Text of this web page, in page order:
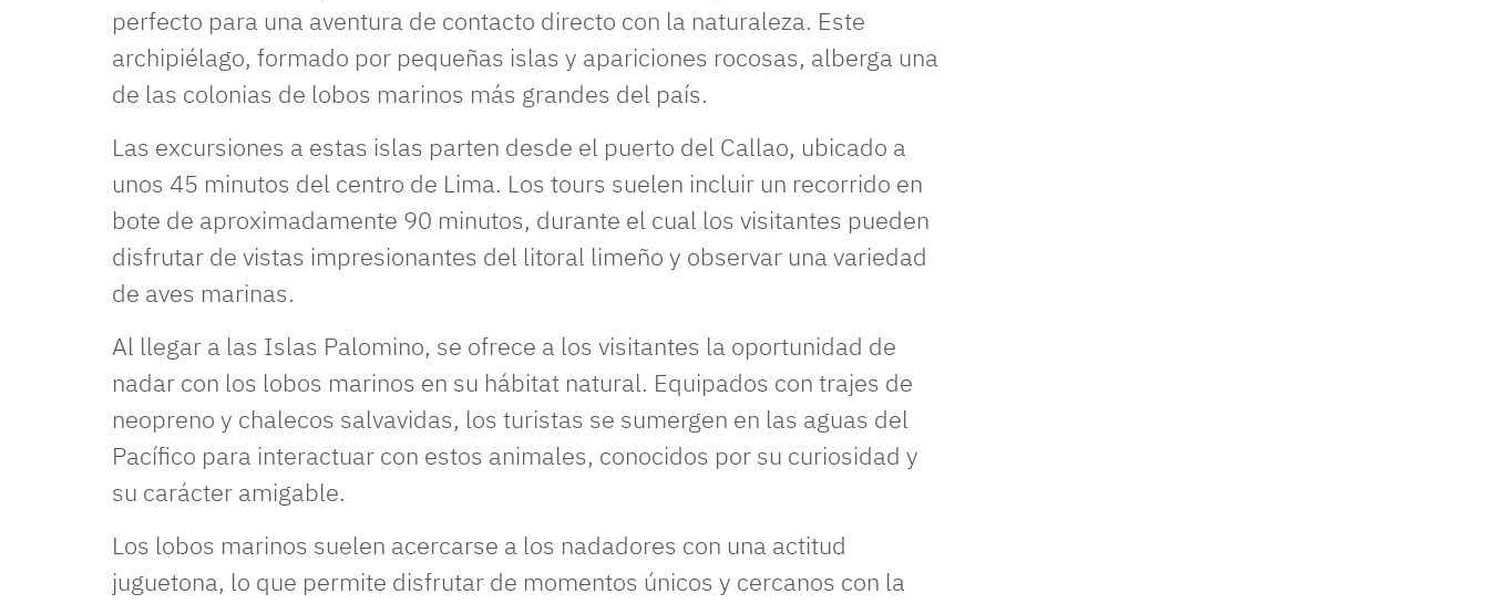
perfecto para una aventura de contacto directo con la naturaleza. Este
archipiélago, formado por pequeñas islas y apariciones rocosas, alberga una
de las colonias de lobos marinos más grandes del país.
Las excursiones a estas islas parten desde el puerto del Callao, ubicado a
unos 45 minutos del centro de Lima. Los tours suelen incluir un recorrido en
bote de aproximadamente 90 minutos, durante el cual los visitantes pueden
disfrutar de vistas impresionantes del litoral limeño y observar una variedad
de aves marinas.
Al llegar a las Islas Palomino, se ofrece a los visitantes la oportunidad de
nadar con los lobos marinos en su hábitat natural. Equipados con trajes de
neopreno y chalecos salvavidas, los turistas se sumergen en las aguas del
Pacífico para interactuar con estos animales, conocidos por su curiosidad y
su carácter amigable.
Los lobos marinos suelen acercarse a los nadadores con una actitud
juguetona, lo que permite disfrutar de momentos únicos y cercanos con la